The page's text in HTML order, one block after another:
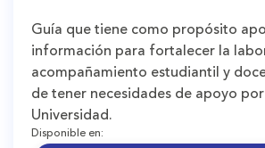
Guía que tiene como propósito
información para fortalecer la
acompañamiento estudiantil y
de tener necesidades de apoyo
Universidad.
Disponible en: